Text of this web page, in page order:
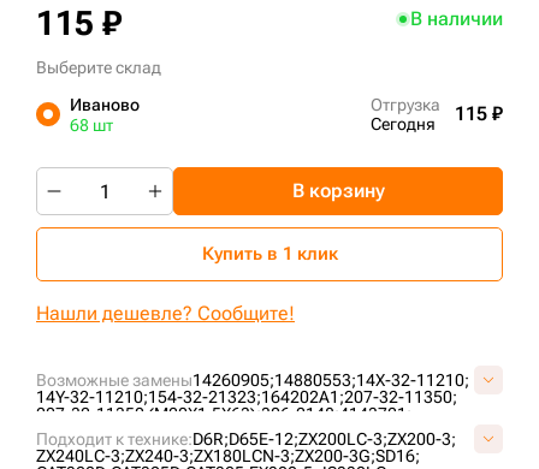
Возможные замены14260905;14880553;14X-32-11210;
14Y-32-11210;154-32-21323;164202A1;207-32-11350;
207-32-11350 (М20Х1,5Х63);306-2148; 4143721;
6V1792;
6Y-0846;71401192;81EM-20020;
9W-3619;D4085000N15;FT1100;JRA0102;JSA0037;
K1038377;VD4085G15;VOE14880553;
Подходит к технике:D6R;D65E-12;ZX200LC-3;ZX200-3;
ZX240LC-3;ZX240-3;ZX180LCN-3;ZX200-3G;SD16;
115 ₽ В наличии
Выберите склад
Иваново
68 шт
Отгрузка
Сегодня
115 ₽
В корзину
Купить в 1 клик
Нашли дешевле? Сообщите!